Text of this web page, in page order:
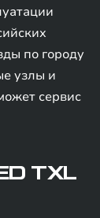
по городу
узлы и
сервис
TXL